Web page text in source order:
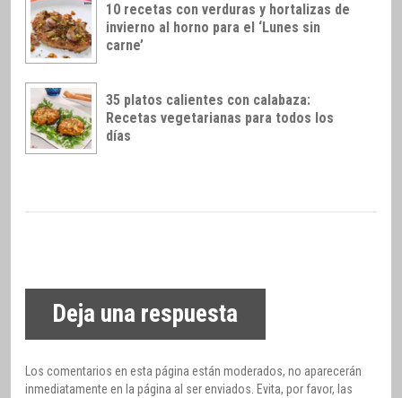
10 recetas con verduras y hortalizas de
invierno al horno para el ‘Lunes sin
carne’
35 platos calientes con calabaza:
Recetas vegetarianas para todos los
días
Deja una respuesta
Los comentarios en esta página están moderados, no aparecerán
inmediatamente en la página al ser enviados. Evita, por favor, las